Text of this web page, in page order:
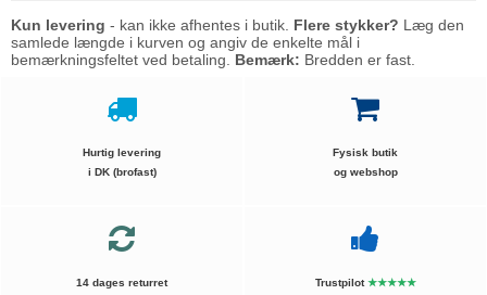
Kun levering - kan ikke afhentes i butik. Flere stykker? Læg den
samlede længde i kurven og angiv de enkelte mål i
bemærkningsfeltet ved betaling. Bemærk: Bredden er fast.
Hurtig levering
i DK (brofast)
Fysisk butik
og webshop
14 dages returret
Trustpilot★★★★★